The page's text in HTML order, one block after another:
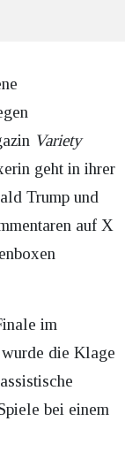
Variety
geht in ihrer
Trump und
auf X
im
wurde die Klage
bei einem